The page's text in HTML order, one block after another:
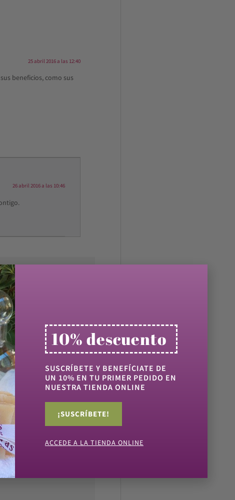
25 abril 2016 a las 12:40
beneficios, como sus
26 abril 2016 a las 10:46
10% descuento
SUSCRÍBETE Y BENEFÍCIATE DE
UN 10% EN TU PRIMER PEDIDO EN
NUESTRA TIENDA ONLINE
¡SUSCRÍBETE!
ACCEDE A LA TIENDA ONLINE